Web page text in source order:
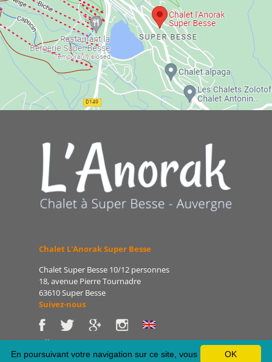
Chalet L'Anorak Super Besse
Chalet Super Besse 10/12 personnes
18, avenue Pierre Tournadre
63610 Super Besse
Suivez-nous
Tél : 06 86 75 47 66
E-mail : patrice@lanorak.com
OK
En poursuivant votre navigation sur ce site, vous